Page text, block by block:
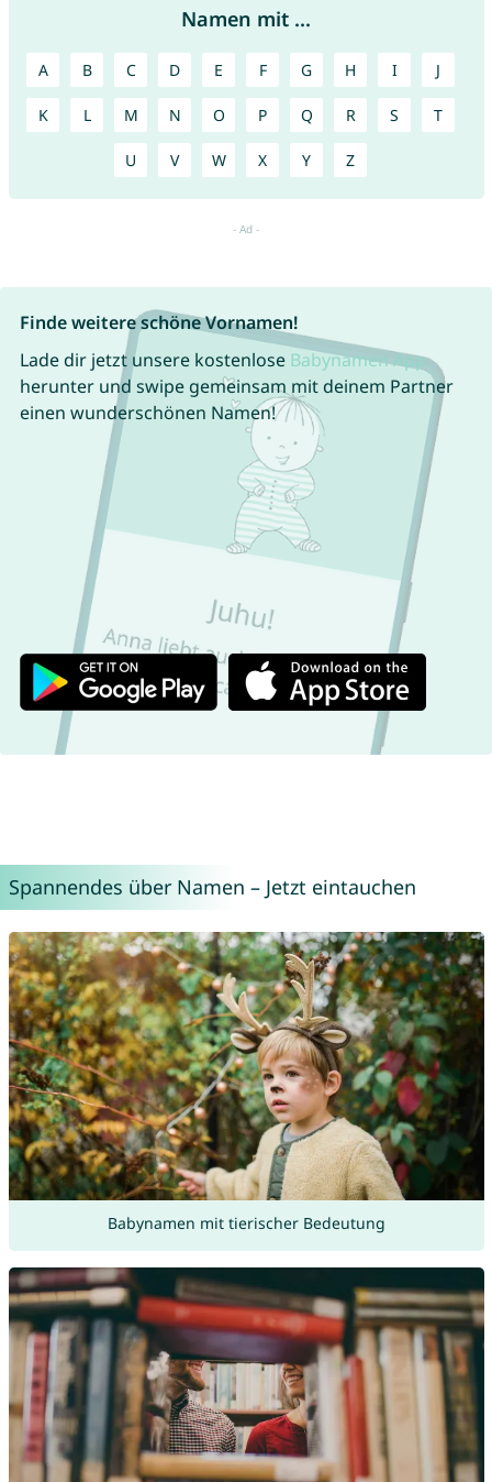
Namen mit ...
A B C D E F G H I J
K L M N O P Q R S T
U V W X Y Z
Finde weitere schöne Vornamen!
Lade dir jetzt unsere kostenlose Babynamen App
herunter und swipe gemeinsam mit deinem Partner
einen wunderschönen Namen!
Spannendes über Namen – Jetzt eintauchen
Babynamen mit tierischer Bedeutung